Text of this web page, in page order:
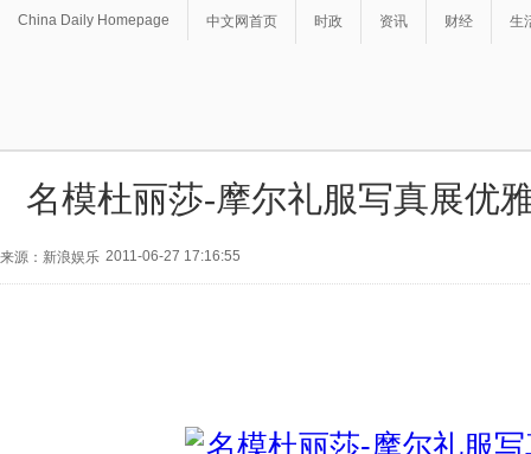
China Daily Homepage 中文网首页 时政 资讯 财经 生
名模杜丽莎-摩尔礼服写真展优
来源：新浪娱乐 2011-06-27 17:16:55